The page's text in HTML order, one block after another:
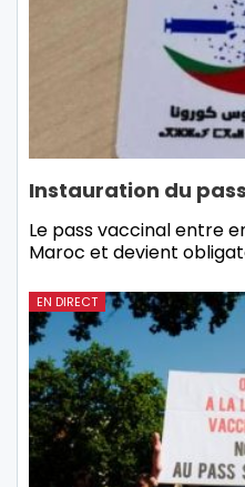
Instauration du
Le pass vaccinal entre
Maroc et devient
EN DIRECT